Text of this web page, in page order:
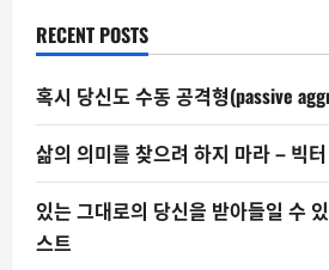
RECENT POSTS
혹시 당신도 수동 공격형(passive
삶의 의미를 찾으려 하지 마라 – 빅
있는 그대로의 당신을 받아들일 수
스트